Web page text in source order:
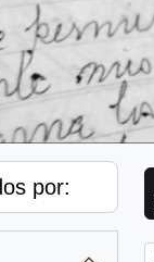
por: